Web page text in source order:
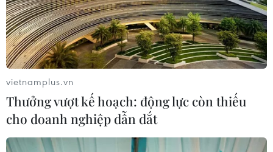
vietnamplus.vn
Thưởng vượt kế hoạch: động lực còn thiếu
cho doanh nghiệp dẫn dắt